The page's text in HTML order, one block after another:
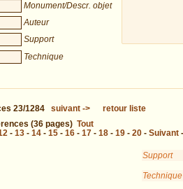
Monument/Descr. objet
Auteur
Support
Technique
23/1284 suivant->
retour liste
(36 pages) Tout
- 13 - 14 - 15 - 16 - 17 - 18 - 19 - 20 - Suivant -
Support